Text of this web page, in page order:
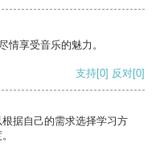
情享受音乐的魅力。
支持[0] 反对[0]
据自己的需求选择学习方